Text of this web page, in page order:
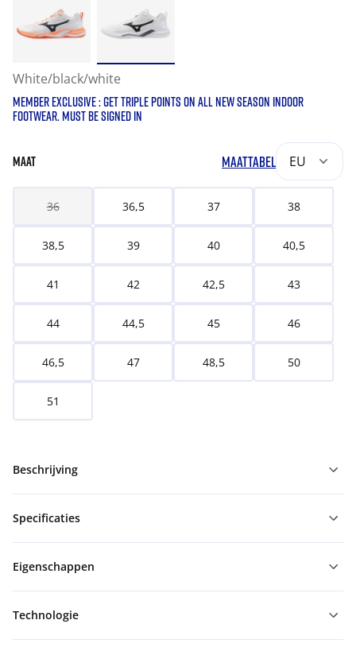
White/black/white
MEMBER EXCLUSIVE : GET TRIPLE POINTS ON ALL NEW SEASON INDOOR
FOOTWEAR. MUST BE SIGNED IN
MAAT MAATTABEL EU
36 36,5 37 38
38,5 39 40 40,5
41 42 42,5 43
44 44,5 45 46
46,5 47 48,5 50
51
Beschrijving
Specificaties
Eigenschappen
Technologie